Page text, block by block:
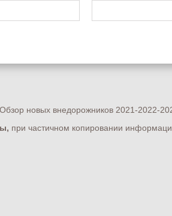
новых внедорожников 2021-2022-
при частичном копировании